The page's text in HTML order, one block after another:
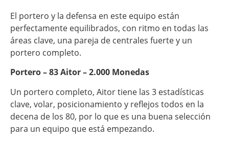
El portero y la defensa en este equipo están
perfectamente equilibrados, con ritmo en todas las
áreas clave, una pareja de centrales fuerte y un
portero completo.
Portero – 83 Aitor – 2.000 Monedas
Un portero completo, Aitor tiene las 3 estadísticas
clave, volar, posicionamiento y reflejos todos en la
decena de los 80, por lo que es una buena selección
para un equipo que está empezando.